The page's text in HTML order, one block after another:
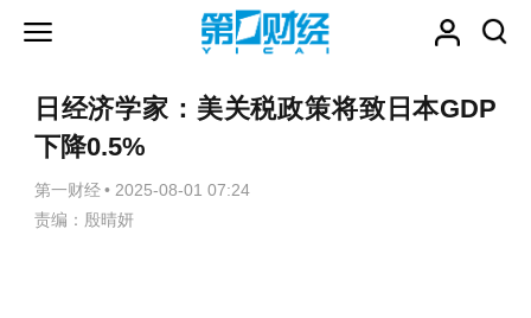
日经济学家：美关税政策将致日本GDP
下降0.5%
第一财经 • 2025-08-01 07:24
责编：殷晴妍